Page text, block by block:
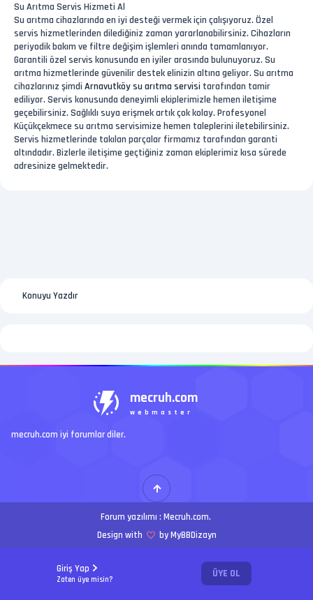
Giriş Yap
Zaten üye misin? ÜYE OL
Su Arıtma Servis Hizmeti Al
Su arıtma cihazlarında en iyi desteği vermek için çalışıyoruz. Özel
servis hizmetlerinden dilediğiniz zaman yararlanabilirsiniz. Cihazların
periyodik bakım ve filtre değişim işlemleri anında tamamlanıyor.
Garantili özel servis konusunda en iyiler arasında bulunuyoruz. Su
arıtma hizmetlerinde güvenilir destek elinizin altına geliyor. Su arıtma
cihazlarınız şimdi Arnavutköy su arıtma servisi tarafından tamir
ediliyor. Servis konusunda deneyimli ekiplerimizle hemen iletişime
geçebilirsiniz. Sağlıklı suya erişmek artık çok kolay. Profesyonel
Küçükçekmece su arıtma servisimize hemen taleplerini iletebilirsiniz.
Servis hizmetlerinde takılan parçalar firmamız tarafından garanti
altındadır. Bizlerle iletişime geçtiğiniz zaman ekiplerimiz kısa sürede
adresinize gelmektedir.
Konuyu Yazdır
mecruh.com
webmaster
mecruh.com iyi forumlar diler.
Forum yazılımı : Mecruh.com.
Design with
by MyBBDizayn